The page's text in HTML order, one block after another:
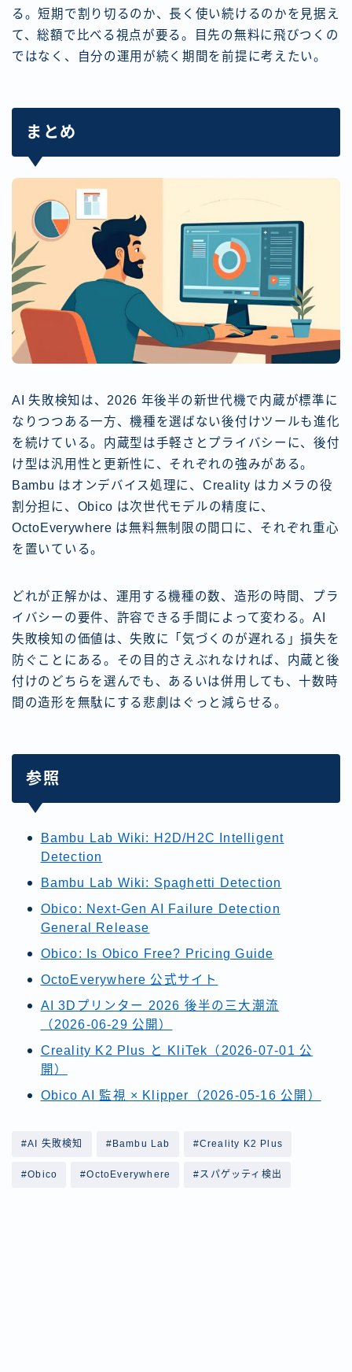
る。短期で割り切るのか、長く使い続けるのかを見据え
て、総額で比べる視点が要る。目先の無料に飛びつくの
ではなく、自分の運用が続く期間を前提に考えたい。
まとめ
AI 失敗検知は、2026 年後半の新世代機で内蔵が標準に
なりつつある一方、機種を選ばない後付けツールも進化
を続けている。内蔵型は手軽さとプライバシーに、後付
け型は汎用性と更新性に、それぞれの強みがある。
Bambu はオンデバイス処理に、Creality はカメラの役
割分担に、Obico は次世代モデルの精度に、
OctoEverywhere は無料無制限の間口に、それぞれ重心
を置いている。
どれが正解かは、運用する機種の数、造形の時間、プラ
イバシーの要件、許容できる手間によって変わる。AI
失敗検知の価値は、失敗に「気づくのが遅れる」損失を
防ぐことにある。その目的さえぶれなければ、内蔵と後
付けのどちらを選んでも、あるいは併用しても、十数時
間の造形を無駄にする悲劇はぐっと減らせる。
参照
Bambu Lab Wiki: H2D/H2C Intelligent
Detection
Bambu Lab Wiki: Spaghetti Detection
Obico: Next-Gen AI Failure Detection
General Release
Obico: Is Obico Free? Pricing Guide
OctoEverywhere 公式サイト
AI 3Dプリンター 2026 後半の三大潮流
（2026-06-29 公開）
Creality K2 Plus と KliTek（2026-07-01 公
開）
Obico AI 監視 × Klipper（2026-05-16 公開）
#AI 失敗検知 #Bambu Lab #Creality K2 Plus
#Obico #OctoEverywhere #スパゲッティ検出